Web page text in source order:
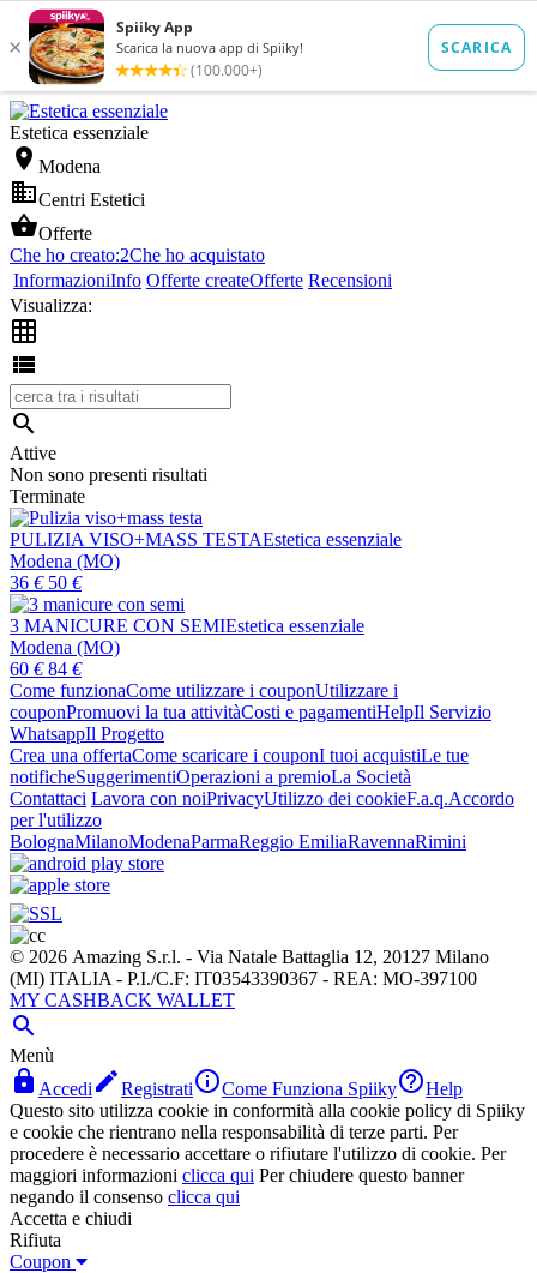
Estetica essenziale
 Modena
Centri Estetici
Offerte
Che ho creato:2Che ho acquistato
InformazioniInfo Offerte createOfferte Recensioni
Visualizza:



Attive
Non sono presenti risultati
Terminate
PULIZIA VISO+MASS TESTAEstetica essenziale
Modena (MO)
36 € 50 €
3 MANICURE CON SEMIEstetica essenziale
Modena (MO)
60 € 84 €
Come funzionaCome utilizzare i couponUtilizzare i
couponPromuovi la tua attivitàCosti e pagamentiHelpIl Servizio
WhatsappIl Progetto
Crea una offertaCome scaricare i couponI tuoi acquistiLe tue
notificheSuggerimentiOperazioni a premioLa Società
Contattaci Lavora con noiPrivacyUtilizzo dei cookieF.a.q.Accordo
per l'utilizzo
BolognaMilanoModenaParmaReggio EmiliaRavennaRimini
© 2026 Amazing S.r.l. - Via Natale Battaglia 12, 20127 Milano
(MI) ITALIA - P.I./C.F: IT03543390367 - REA: MO-397100
MY CASHBACK WALLET

Menù
 Accedi RegistratiCome Funziona SpiikyHelp
Questo sito utilizza cookie in conformità alla cookie policy di Spiiky
e cookie che rientrano nella responsabilità di terze parti. Per
procedere è necessario accettare o rifiutare l'utilizzo di cookie. Per
maggiori informazioni clicca qui Per chiudere questo banner
negando il consenso clicca qui
Accetta e chiudi
Rifiuta
Coupon